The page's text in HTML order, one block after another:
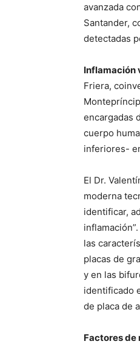
avanzada
Santander,
detectadas
Inflamación
Friera,
encargadas
cuerpo
inferiores-
El Dr.
moderna
identificar,
las
placas de
y en las
identificado
de placa de
Factores de